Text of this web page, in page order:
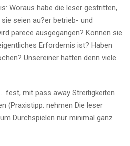
Woraus habe die leser gestritten,
seien au?er betrieb- und
parece ausgegangen? Konnen sie
Erfordernis ist? Haben
Unsereiner hatten denn viele
fest, mit pass away Streitigkeiten
(Praxistipp: nehmen Die leser
Durchspielen nur minimal ganz